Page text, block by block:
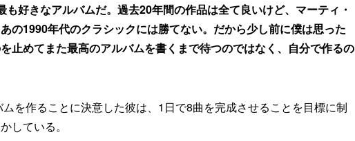
も好きなアルバムだ。過去20年間の作品は全て良いけど、マーティ・
の1990年代のクラシックには勝てない。だから少し前に僕は思った
止めてまた最高のアルバムを書くまで待つのではなく、自分で作るの
ムを作ることに決意した彼は、1日で8曲を完成させることを目標に制
している。